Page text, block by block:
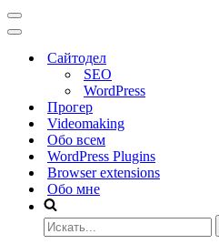
Меню
навигации
Меню
навигацииСайтодел
SEO
WordPress
Прогер
Videomaking
Обо всем
WordPress Plugins
Browser extensions
Обо мне
Искать...